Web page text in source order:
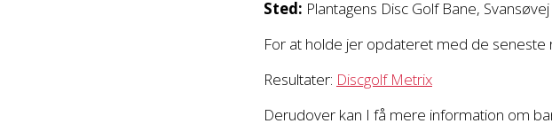
Sted: Plantagens Disc Golf Bane,
For at holde jer opdateret med de seneste
Resultater: Discgolf Metrix
Derudover kan I få mere information om